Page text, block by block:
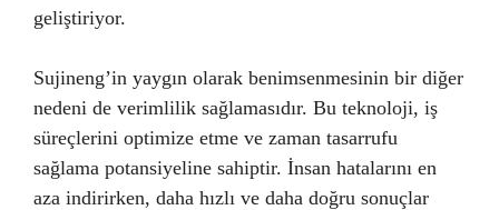
geliştiriyor.
Sujineng’in yaygın olarak benimsenmesinin bir diğer
nedeni de verimlilik sağlamasıdır. Bu teknoloji, iş
süreçlerini optimize etme ve zaman tasarrufu
sağlama potansiyeline sahiptir. İnsan hatalarını en
aza indirirken, daha hızlı ve daha doğru sonuçlar